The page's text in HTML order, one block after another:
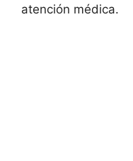
atención médica.